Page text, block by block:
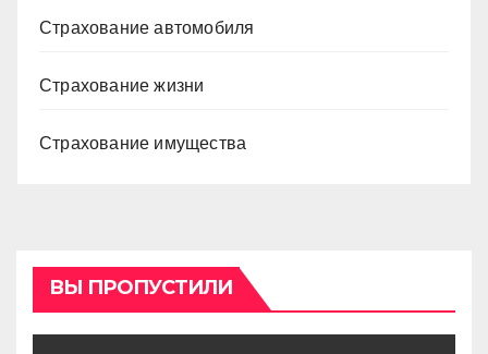
Страхование автомобиля
Страхование жизни
Страхование имущества
ВЫ ПРОПУСТИЛИ